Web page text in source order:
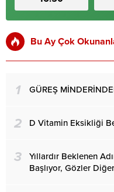
Bu Ay Çok
1 GÜREŞ
2 D Vitamin Eksikliği
3
Yıllardır Beklenen
Başlıyor, Gözler